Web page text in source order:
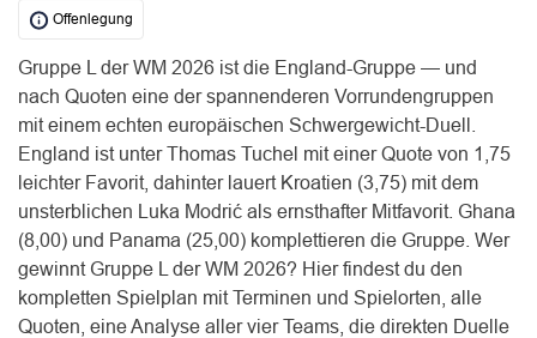
Offenlegung
Gruppe L der WM 2026 ist die England-Gruppe — und
nach Quoten eine der spannenderen Vorrundengruppen
mit einem echten europäischen Schwergewicht-Duell.
England ist unter Thomas Tuchel mit einer Quote von 1,75
leichter Favorit, dahinter lauert Kroatien (3,75) mit dem
unsterblichen Luka Modrić als ernsthafter Mitfavorit. Ghana
(8,00) und Panama (25,00) komplettieren die Gruppe. Wer
gewinnt Gruppe L der WM 2026? Hier findest du den
kompletten Spielplan mit Terminen und Spielorten, alle
Quoten, eine Analyse aller vier Teams, die direkten Duelle